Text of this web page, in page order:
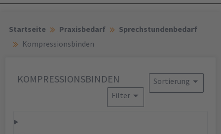
Startseite Praxisbedarf
Sprechstundenbedarf
Kompressionsbinden
KOMPRESSIONSBINDEN
Sortierung
Filter